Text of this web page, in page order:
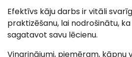
Efektīvs kāju darbs ir vitāli
praktizēšanu, lai nodrošinātu,
sagatavot savu lēcienu.
Vingrinājumi, piemēram, kāpņu